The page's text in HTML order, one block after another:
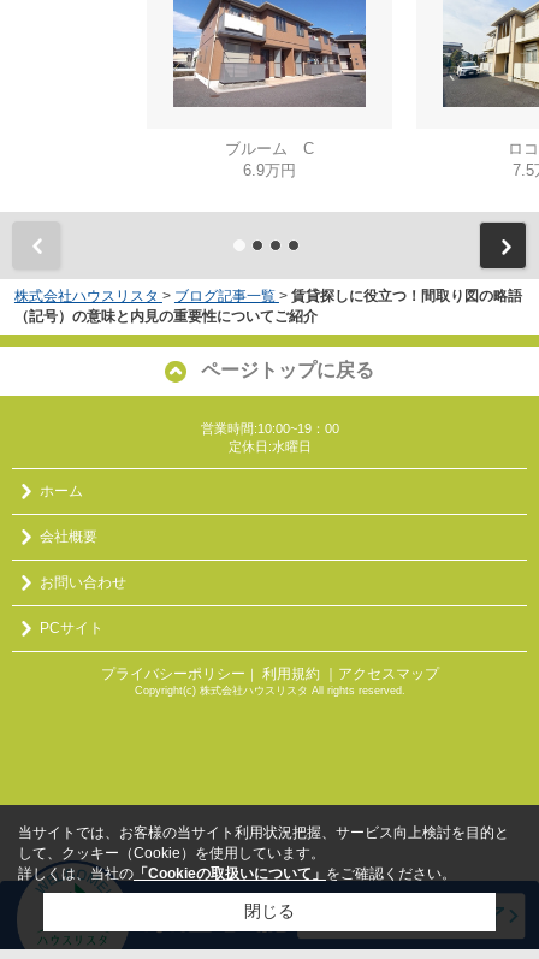
ブルーム C
6.9万円
ロ
7.5
株式会社ハウスリスタ > ブログ記事一覧 > 賃貸探しに役立つ！間取り図の略語
（記号）の意味と内見の重要性についてご紹介
ページトップに戻る
営業時間:10:00~19：00
定休日:水曜日
ホーム
会社概要
お問い合わせ
PCサイト
プライバシーポリシー ｜ 利用規約 ｜アクセスマップ
Copyright(c) 株式会社ハウスリスタ All rights reserved.
当サイトでは、お客様の当サイト利用状況把握、サービス向上検討を目的と
して、クッキー（Cookie）を使用しています。
詳しくは、当社の 「Cookieの取扱いについて」 をご確認ください。
閉じる